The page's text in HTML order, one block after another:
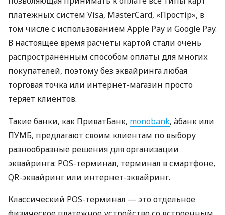
платежных систем Visa, MasterCard, «Простір», в
том числе с использованием Apple Pay и Google Pay.
В настоящее время расчеты картой стали очень
распространенным способом оплаты для многих
покупателей, поэтому без эквайринга любая
торговая точка или интернет-магазин просто
теряет клиентов.
Такие банки, как ПриватБанк, monobank, àбанк или
ПУМБ, предлагают своим клиентам по выбору
разнообразные решения для организации
эквайринга: POS-терминал, терминал в смартфоне,
QR-эквайринг или интернет-эквайринг.
Классический POS-терминал — это отдельное